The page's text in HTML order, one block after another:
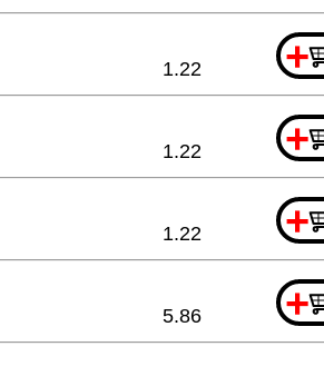
+
1.22
+
1.22
+
1.22
+
5.86